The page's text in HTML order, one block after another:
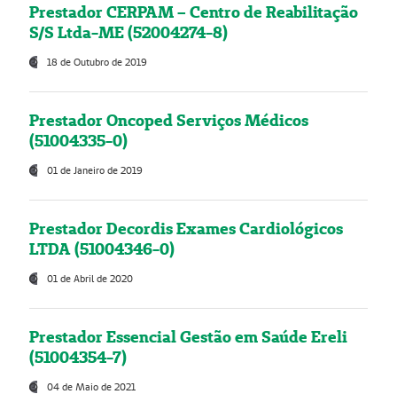
Prestador CERPAM – Centro de Reabilitação
S/S Ltda-ME (52004274-8)
18 de Outubro de 2019
Prestador Oncoped Serviços Médicos
(51004335-0)
01 de Janeiro de 2019
Prestador Decordis Exames Cardiológicos
LTDA (51004346-0)
01 de Abril de 2020
Prestador Essencial Gestão em Saúde Ereli
(51004354-7)
04 de Maio de 2021